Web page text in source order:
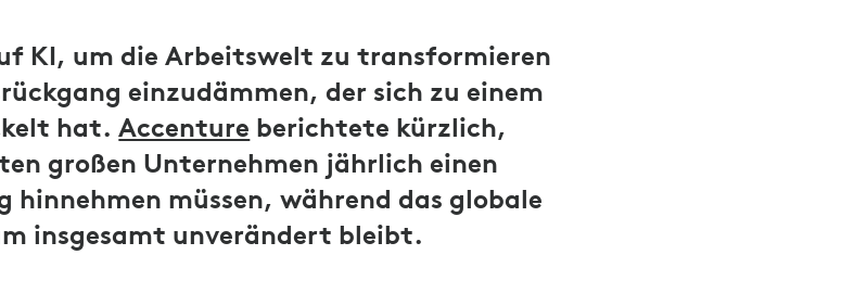
KI, um die Arbeitswelt zu transformieren
einzudämmen, der sich zu einem
hat.Accenture berichtete kürzlich,
großen Unternehmen jährlich einen
müssen, während das globale
insgesamt unverändert bleibt.